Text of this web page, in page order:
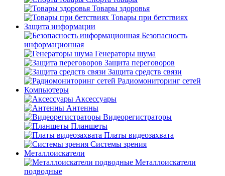
Товары здоровья
Товары при бетствиях
Защита информации
Безопасность
информационная
Генераторы шума
Защита переговоров
Защита средств связи
Радиомониторинг сетей
Компьютеры
Аксессуары
Антенны
Видеорегистраторы
Планшеты
Платы видеозахвата
Системы зрения
Металлоискатели
Металлоискатели
подводные